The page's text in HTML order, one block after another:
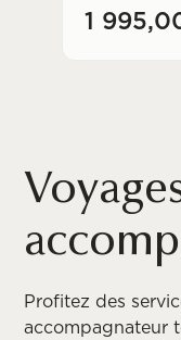
1
Profitez des
accompagnateur